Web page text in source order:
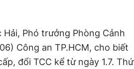
Phó trưởng Phòng Cảnh
Công an TP.HCM, cho biết
đổi TCC kể từ ngày 1.7. Thứ